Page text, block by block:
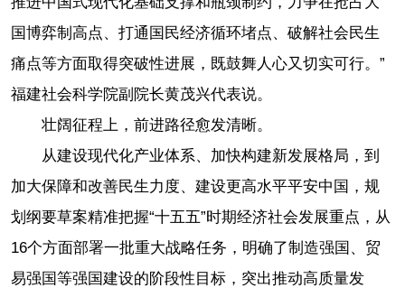
国博弈制高点、打通国民经济循环堵点、破解社会民生
痛点等方面取得突破性进展，既鼓舞人心又切实可行。”
福建社会科学院副院长黄茂兴代表说。
壮阔征程上，前进路径愈发清晰。
从建设现代化产业体系、加快构建新发展格局，到
加大保障和改善民生力度、建设更高水平平安中国，规
划纲要草案精准把握“十五五”时期经济社会发展重点，从
16个方面部署一批重大战略任务，明确了制造强国、贸
易强国等强国建设的阶段性目标，突出推动高质量发